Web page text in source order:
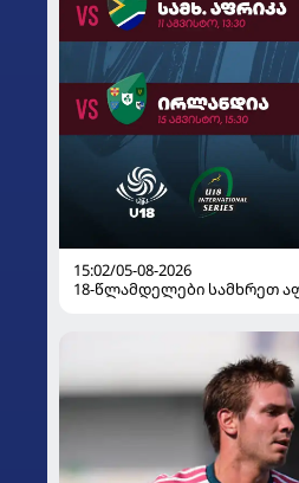
15:02/05-08-2026
18-წლამდელები სამხრეთ